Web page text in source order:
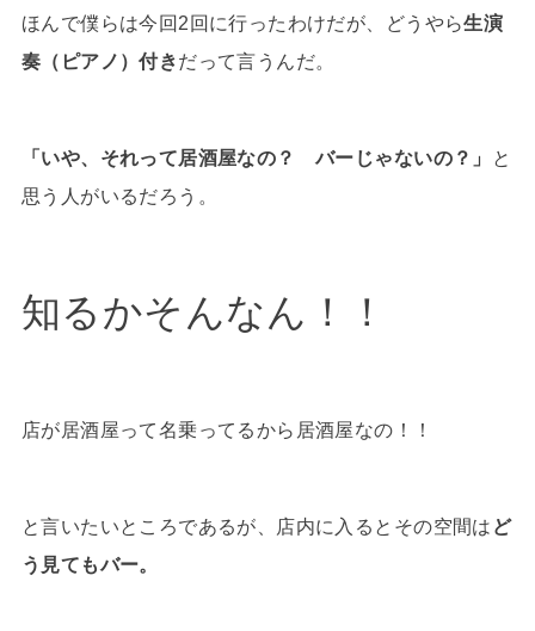
ほんで僕らは今回2回に行ったわけだが、どうやら生演
奏（ピアノ）付きだって言うんだ。
「いや、それって居酒屋なの？ バーじゃないの？」
と
思う人がいるだろう。
知るかそんなん！！
店が居酒屋って名乗ってるから居酒屋なの！！
と言いたいところであるが、店内に入るとその空間は ど
う見てもバー。